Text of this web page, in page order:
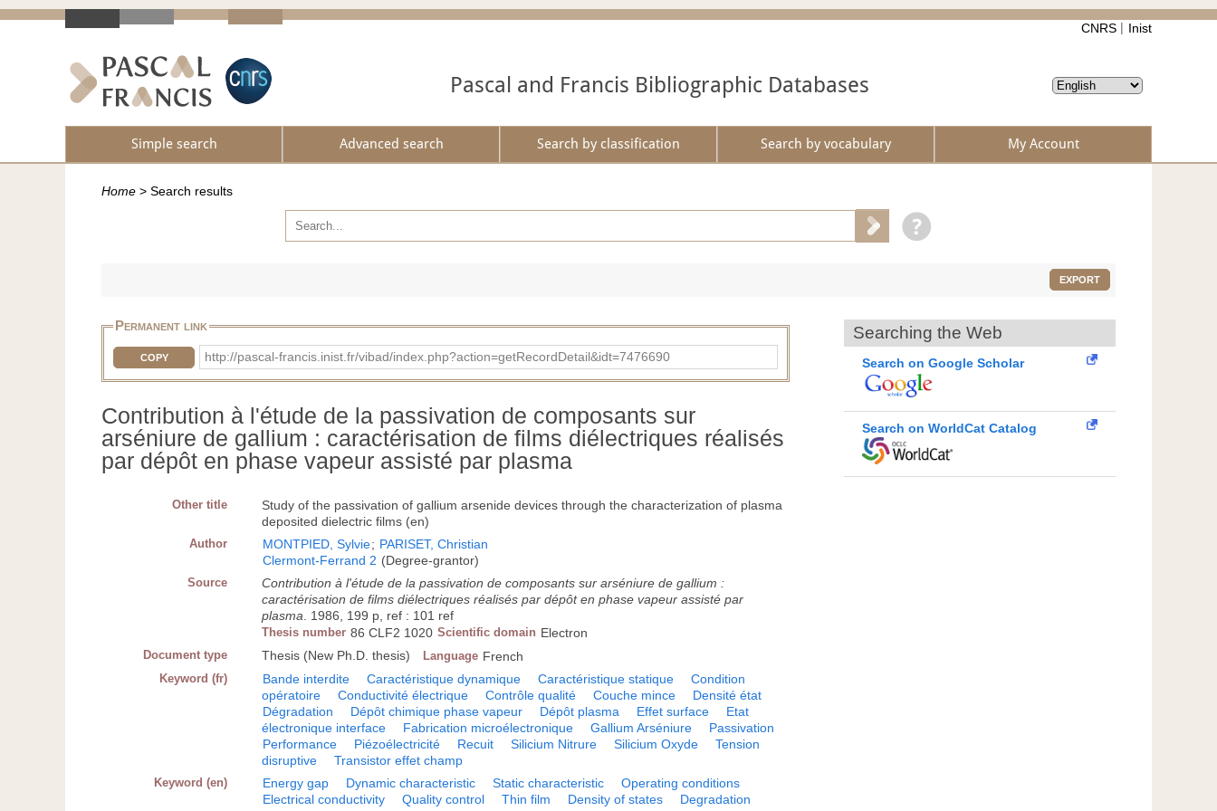
CNRS Inist
Pascal and Francis Bibliographic Databases
Simple search Advanced search Search by classification Search by vocabulary My Account
Home > Search results
EXPORT
Permanent link
COPY http://pascal-francis.inist.fr/vibad/index.php?action=getRecordDetail&idt=7476690
Contribution à l'étude de la passivation de composants sur
arséniure de gallium : caractérisation de films diélectriques réalisés
par dépôt en phase vapeur assisté par plasma
Other title
Study of the passivation of gallium arsenide devices through the characterization of plasma
deposited dielectric films (en)
Author MONTPIED, Sylvie; PARISET, Christian
Clermont-Ferrand 2 (Degree-grantor)
Source
Contribution à l'étude de la passivation de composants sur arséniure de gallium :
caractérisation de films diélectriques réalisés par dépôt en phase vapeur assisté par
plasma. 1986, 199 p, ref : 101 ref
Thesis number 86 CLF2 1020 Scientific domain Electron
Document type Thesis (New Ph.D. thesis) Language French
Keyword (fr) Bande interdite Caractéristique dynamique Caractéristique statique
Condition
opératoire
Conductivité électrique Contrôle qualité Couche mince
Densité état
Dégradation
Dépôt chimique phase vapeur Dépôt plasma Effet surface
Etat
électronique interface
Fabrication microélectronique Gallium Arséniure
Passivation
Performance
Piézoélectricité Recuit Silicium Nitrure Silicium Oxyde
Tension
disruptive
Transistor effet champ
Keyword (en) Energy gap Dynamic characteristic Static characteristic
Operating conditions
Electrical conductivity
Quality control Thin film Density of states
Degradation
Searching the Web
Search on Google Scholar
Search on WorldCat Catalog